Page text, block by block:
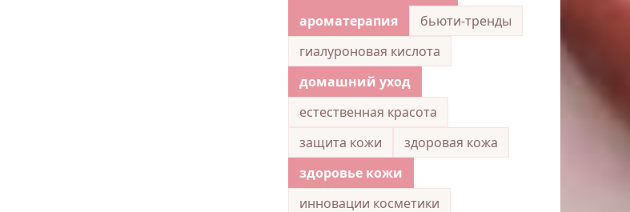
ароматерапия
бьюти-тренды
гиалуроновая кислота
домашний уход
естественная красота
защита кожи
здоровая кожа
здоровье кожи
инновации косметики